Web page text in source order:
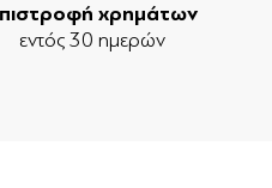
χρημάτων
εντός 30 ημερών